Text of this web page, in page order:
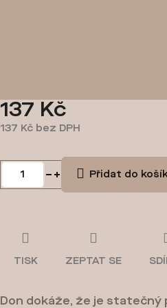
137 Kč
137 Kč bez DPH
cena:
Přidat do
Don dokáže, že je statečný
TISK ZEPTAT SE